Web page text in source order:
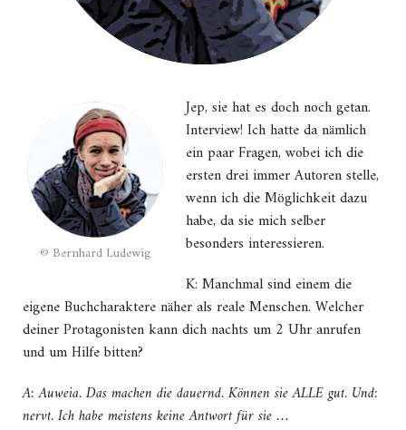
© Bernhard Ludewig
Jep, sie hat es doch noch getan.
Interview! Ich hatte da nämlich
ein paar Fragen, wobei ich die
ersten drei immer Autoren stelle,
wenn ich die Möglichkeit dazu
habe, da sie mich selber
besonders interessieren.
K: Manchmal sind einem die
eigene Buchcharaktere näher als reale Menschen. Welcher
deiner Protagonisten kann dich nachts um 2 Uhr anrufen
und um Hilfe bitten?
A: Auweia. Das machen die dauernd. Können sie ALLE gut. Und:
nervt. Ich habe meistens keine Antwort für sie …